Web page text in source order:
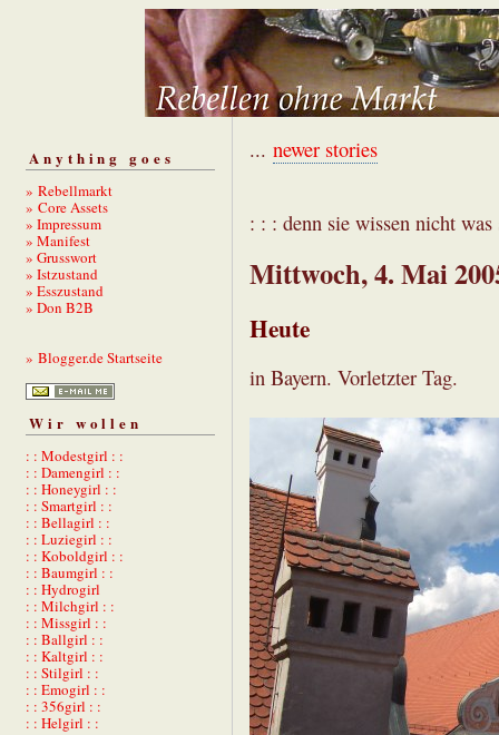
Anything goes
» Rebellmarkt
» Core Assets
» Impressum
» Manifest
» Grusswort
» Istzustand
» Esszustand
» Don B2B
» Blogger.de Startseite
Wir wollen
: : Modestgirl : :
: : Damengirl : :
: : Honeygirl : :
: : Smartgirl : :
: : Bellagirl : :
: : Luziegirl : :
: : Koboldgirl : :
: : Baumgirl : :
: : Hydrogirl
: : Milchgirl : :
: : Missgirl : :
: : Ballgirl : :
: : Kaltgirl : :
: : Stilgirl : :
: : Emogirl : :
: : 356girl : :
: : Helgirl : :
... newer stories
: : : denn sie wissen nicht
Mittwoch, 4. Mai
Heute
in Bayern. Vorletzter Tag.